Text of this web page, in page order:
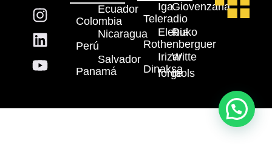
Colombia
Perú
Panamá
Ecuador
Nicaragua
Salvador
Teleradio
Rothenberguer
Dinaksa
Iga
Elebia
Irizar
forge
Giovenzana
Ruko
Witte
tools